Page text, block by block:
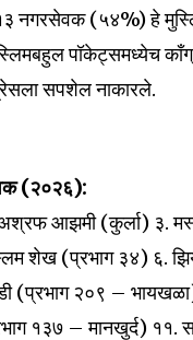
address on our
we respect your
नगरसेवक (५४%) हे
मुस्लिमबहुल पॉकेट्समध्येच
सपशेल नाकारले.
(२०२६):
आझमी (कुर्ला) ३.
शेख (प्रभाग ३४) ६.
(प्रभाग २०९ –
१३७ – मानखुर्द) ११.